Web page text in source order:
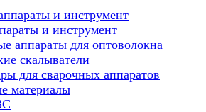
и инструмент
аппараты для оптоволокна
скалыватели
для сварочных аппаратов
материалы